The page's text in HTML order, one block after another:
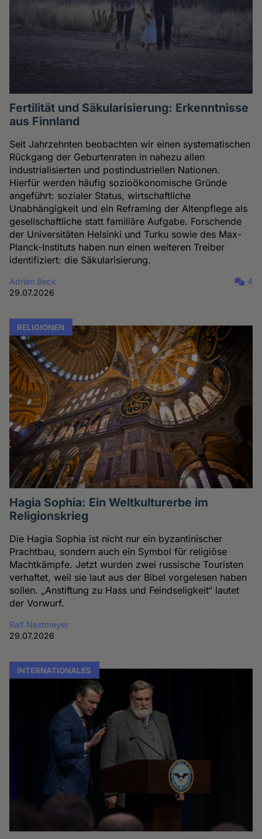
Fertilität und Säkularisierung: Erkenntnisse
aus Finnland
Seit Jahrzehnten beobachten wir einen systematischen
Rückgang der Geburtenraten in nahezu allen
industrialisierten und postindustriellen Nationen.
Hierfür werden häufig sozioökonomische Gründe
angeführt: sozialer Status, wirtschaftliche
Unabhängigkeit und ein Reframing der Altenpflege als
gesellschaftliche statt familiäre Aufgabe. Forschende
der Universitäten Helsinki und Turku sowie des Max-
Planck-Instituts haben nun einen weiteren Treiber
identifiziert: die Säkularisierung.
Adrian Beck
29.07.2026
4
RELIGIONEN
Hagia Sophia: Ein Weltkulturerbe im
Religionskrieg
Die Hagia Sophia ist nicht nur ein byzantinischer
Prachtbau, sondern auch ein Symbol für religiöse
Machtkämpfe. Jetzt wurden zwei russische Touristen
verhaftet, weil sie laut aus der Bibel vorgelesen haben
sollen. „Anstiftung zu Hass und Feindseligkeit“ lautet
der Vorwurf.
Ralf Nestmeyer
29.07.2026
INTERNATIONALES